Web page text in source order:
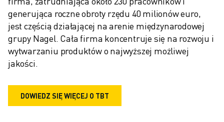
generująca roczne obroty rzędu 40 milionów euro,
jest częścią działającej na arenie międzynarodowej
grupy Nagel. Cała firma koncentruje się na rozwoju i
wytwarzaniu produktów o najwyższej możliwej
jakości.
DOWIEDZ SIĘ WIĘCEJ O TBT